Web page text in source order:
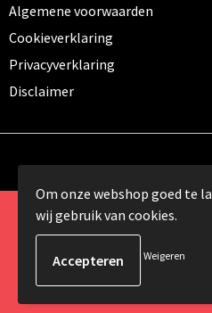
Algemene voorwaarden
Cookieverklaring
Privacyverklaring
Disclaimer
© Copyright 2024
Om onze webshop goed te
wij gebruik van cookies.
Weigeren